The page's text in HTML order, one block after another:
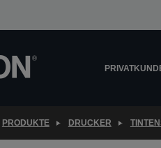
PRODUKTE DRUCKER